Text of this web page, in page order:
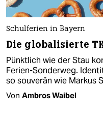
Schulferien in Bayern
Die globalisierte
Pünktlich wie der Stau
Ferien-Sonderweg.
so souverän wie Markus
Von Ambros Waibel